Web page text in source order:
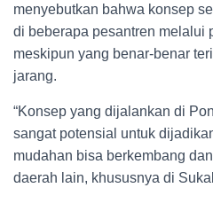
menyebutkan bahwa konsep
di beberapa pesantren melalui
meskipun yang benar-benar
jarang.
“Konsep yang dijalankan di
sangat potensial untuk
mudahan bisa berkembang
daerah lain, khususnya di